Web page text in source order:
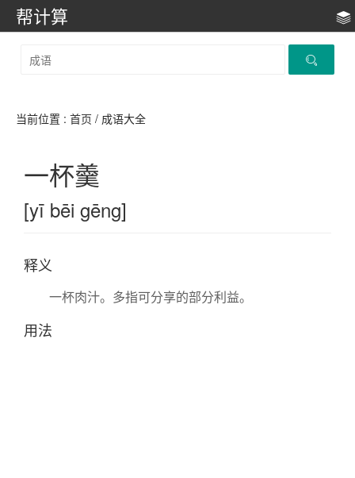
帮计算
当前位置 : 首页 / 成语大全
一杯羹
[yī bēi gēng]
释义
一杯肉汁。多指可分享的部分利益。
用法